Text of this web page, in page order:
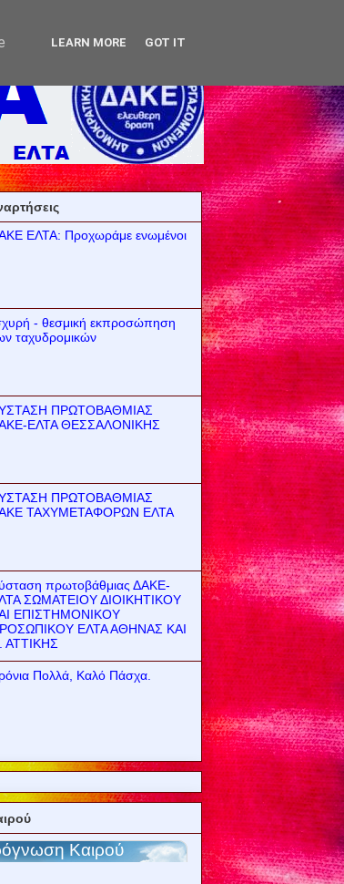
ΕΛΤΑ: Προχωράμε ενωμένοι
- θεσμική εκπροσώπηση
ταχυδρομικών
ΠΡΩΤΟΒΑΘΜΙΑΣ
ΕΛΤΑ ΘΕΣΣΑΛΟΝΙΚΗΣ
ΠΡΩΤΟΒΑΘΜΙΑΣ
ΤΑΧΥΜΕΤΑΦΟΡΩΝ ΕΛΤΑ
πρωτοβάθμιας ΔΑΚΕ-
ΣΩΜΑΤΕΙΟΥ ΔΙΟΙΚΗΤΙΚΟΥ
ΕΠΙΣΤΗΜΟΝΙΚΟΥ
ΕΛΤΑ ΑΘΗΝΑΣ ΚΑΙ
ΑΤΤΙΚΗΣ
Πολλά, Καλό Πάσχα.
LEARN MORE GOT IT